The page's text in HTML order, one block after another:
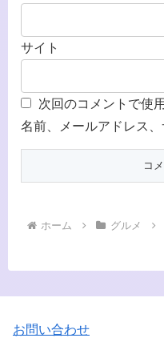
サイト
次回のコメントで使
名前、メールアドレス、
ホーム グルメ
お問い合わせ